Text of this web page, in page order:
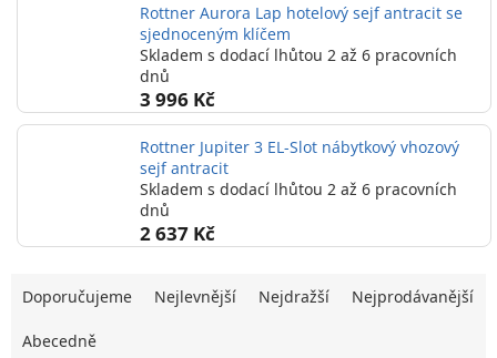
Rottner Aurora Lap hotelový sejf antracit se
sjednoceným klíčem
Skladem s dodací lhůtou 2 až 6 pracovních
dnů
3 996 Kč
Rottner Jupiter 3 EL-Slot nábytkový vhozový
sejf antracit
Skladem s dodací lhůtou 2 až 6 pracovních
dnů
2 637 Kč
ŘDoporučujeme Nejlevnější Nejdražší Nejprodávanější
Abecedně